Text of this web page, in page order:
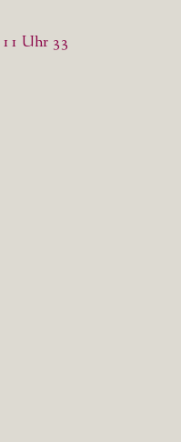
Uhr 33